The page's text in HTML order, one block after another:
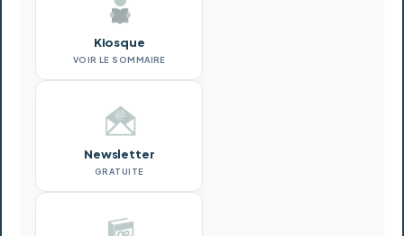
Kiosque
VOIR LE SOMMAIRE
Newsletter
GRATUITE